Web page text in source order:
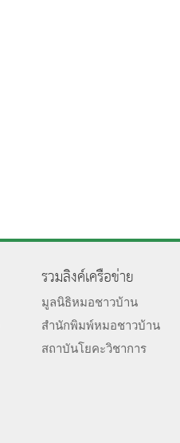
รวมลิงค์เครือข่าย
มูลนิธิหมอชาวบ้าน
สำนักพิมพ์หมอชาวบ้าน
สถาบันโยคะวิชาการ